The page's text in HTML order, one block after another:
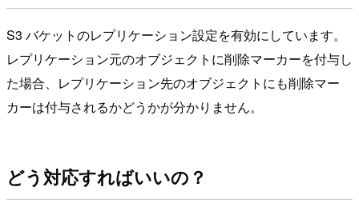
S3 バケットのレプリケーション設定を有効にしています。
レプリケーション元のオブジェクトに削除マーカーを付与し
た場合、レプリケーション先のオブジェクトにも削除マー
カーは付与されるかどうかが分かりません。
どう対応すればいいの？